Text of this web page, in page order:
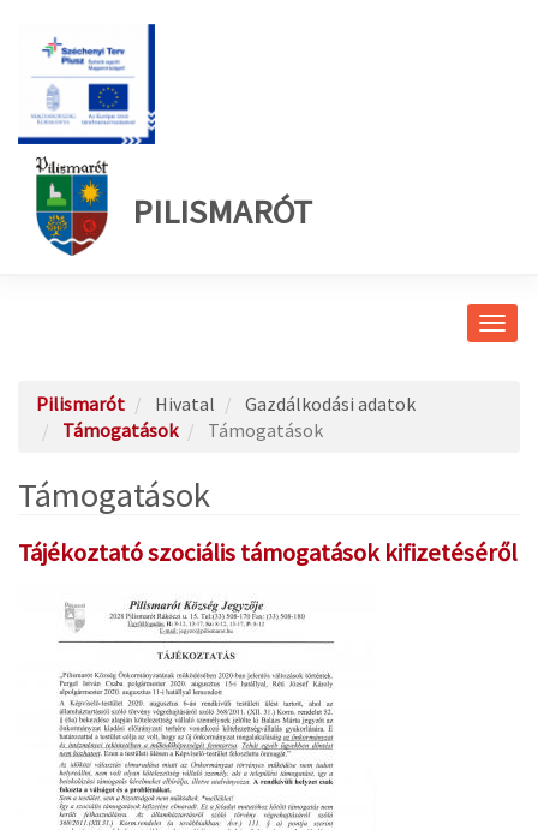
PILISMARÓT
Pilismarót Hivatal
Gazdálkodási adatok
Támogatások
Támogatások
Támogatások
Tájékoztató szociális támogatások kifizetéséről